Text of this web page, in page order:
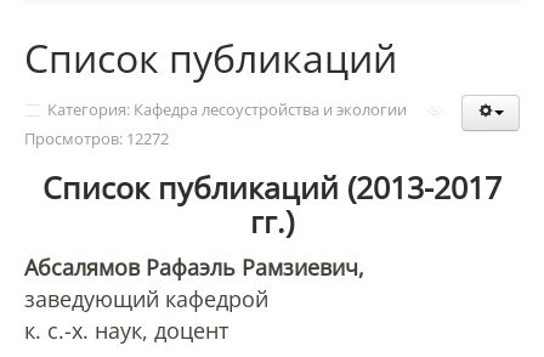
Основные сведения
Структура и органы управления
образовательной организацией
Образовательные стандарты и
требования
Список публикаций
Категория: Кафедра лесоустройства и экологии
Просмотров: 12272
Список публикаций (2013-2017
гг.)
Абсалямов Рафаэль Рамзиевич,
заведующий кафедрой
к. с.-х. наук, доцент